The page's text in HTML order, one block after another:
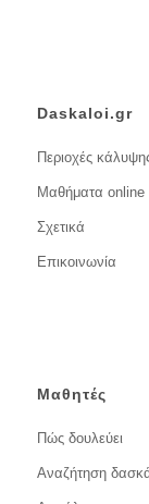
Daskaloi.gr
Περιοχές
Μαθήματα online
Σχετικά
Επικοινωνία
Μαθητές
Πώς δουλεύει
Αναζήτηση